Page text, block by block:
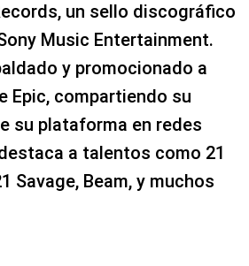
un sello discográfico
Music Entertainment.
y promocionado a
Epic, compartiendo su
su plataforma en redes
a talentos como 21
Savage, Beam, y muchos